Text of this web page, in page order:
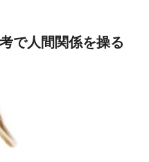
で人間関係を操る